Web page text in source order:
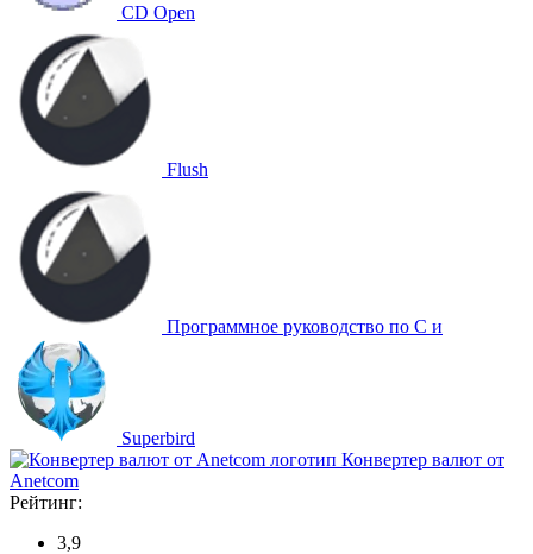
CD Open
Flush
Программное руководство по C и
Superbird
Конвертер валют от
Anetcom
Рейтинг:
3,9